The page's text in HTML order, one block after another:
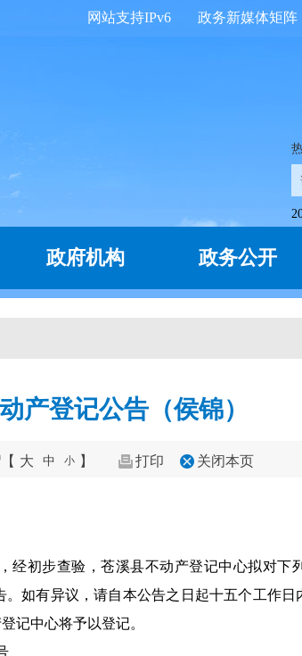
政务新媒体矩阵
网站支持IPv6
政府机构 政务公开
产登记公告（侯锦）
【 大 中 小 】 打印 关闭本页
经初步查验，苍溪县不动产登记中心拟对下
如有异议，请自本公告之日起十五个工作
记中心将予以登记。